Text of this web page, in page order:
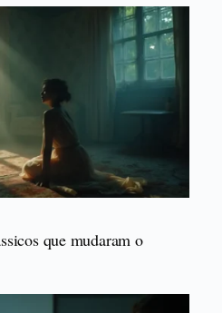
que mudaram o